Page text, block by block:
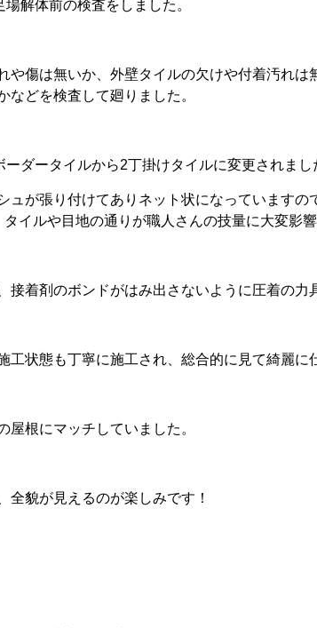
解体前の検査をしました。
や傷は無いか、外壁タイルの欠けや付着汚れ
などを検査して廻りました。
ダータイルから2丁掛けタイルに変更されまし
ュが張り付けてありネット状になっています
イルや目地の通りが職人さんの技量に大変影響
接着剤のボンドがはみ出さないように圧着の力
工状態も丁寧に施工され、総合的に見て綺麗に
屋根にマッチしていました。
全貌が見えるのが楽しみです！